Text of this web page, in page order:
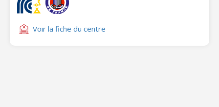
Voir la fiche du centre